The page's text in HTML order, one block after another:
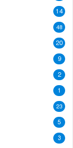
14
48
20
9
2
1
23
5
3